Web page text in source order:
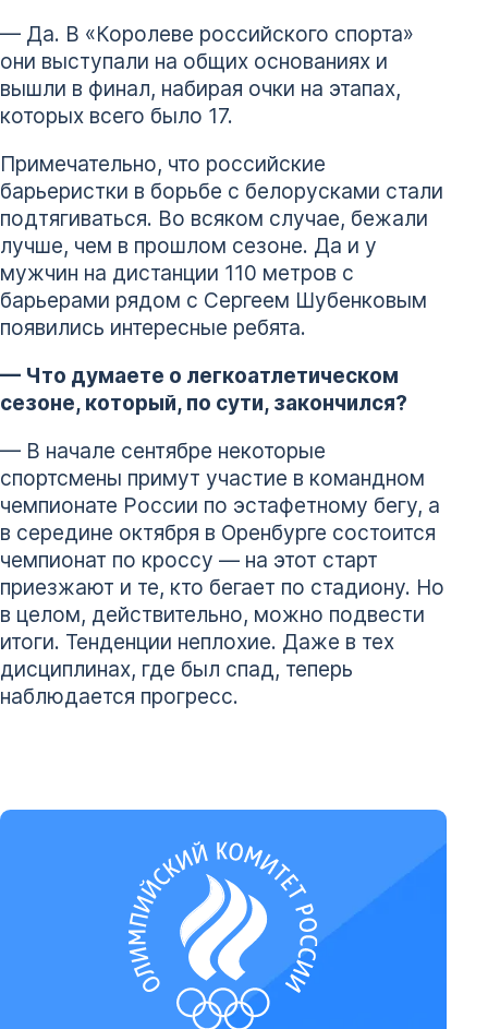
— Да. В «Королеве российского спорта»
они выступали на общих основаниях и
вышли в финал, набирая очки на этапах,
которых всего было 17.
Примечательно, что российские
барьеристки в борьбе с белорусками стали
подтягиваться. Во всяком случае, бежали
лучше, чем в прошлом сезоне. Да и у
мужчин на дистанции 110 метров с
барьерами рядом с Сергеем Шубенковым
появились интересные ребята.
— Что думаете о легкоатлетическом
сезоне, который, по сути, закончился?
— В начале сентябре некоторые
спортсмены примут участие в командном
чемпионате России по эстафетному бегу, а
в середине октября в Оренбурге состоится
чемпионат по кроссу — на этот старт
приезжают и те, кто бегает по стадиону. Но
в целом, действительно, можно подвести
итоги. Тенденции неплохие. Даже в тех
дисциплинах, где был спад, теперь
наблюдается прогресс.